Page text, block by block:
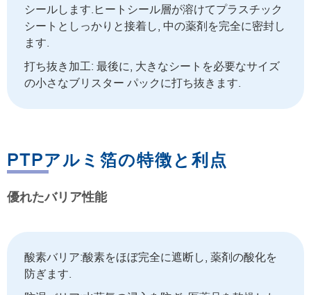
シールします.ヒートシール層が溶けてプラスチック
シートとしっかりと接着し, 中の薬剤を完全に密封し
ます.
打ち抜き加工: 最後に, 大きなシートを必要なサイズ
の小さなブリスター パックに打ち抜きます.
PTPアルミ箔の特徴と利点
優れたバリア性能
酸素バリア:酸素をほぼ完全に遮断し, 薬剤の酸化を
防ぎます.